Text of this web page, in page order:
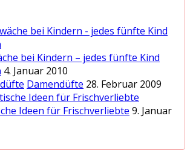
bei Kindern – jedes fünfte Kind
4. Januar 2010
Damendüfte 28. Februar 2009
Ideen für Frischverliebte 9. Januar